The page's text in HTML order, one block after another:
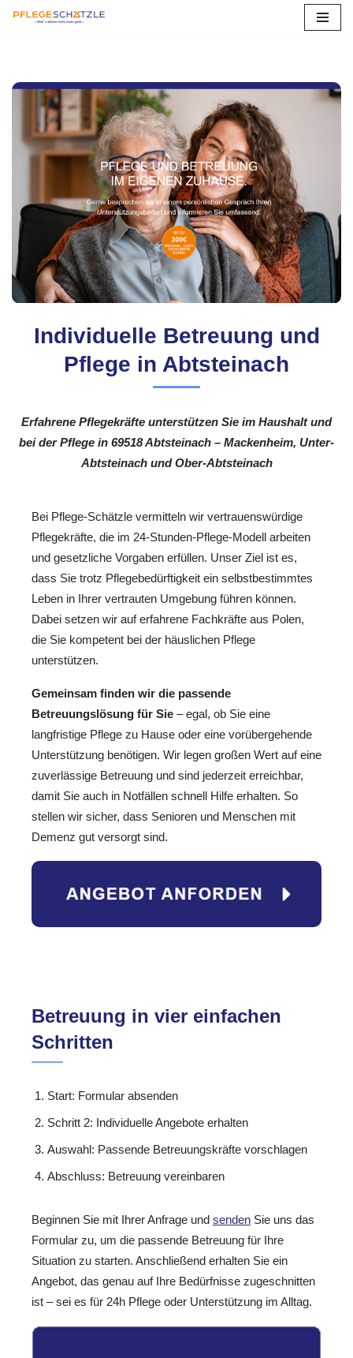
springen
Individuelle Betreuung und
Pflege in Abtsteinach
Erfahrene Pflegekräfte unterstützen Sie im Haushalt und
bei der Pflege in 69518 Abtsteinach – Mackenheim, Unter-
Abtsteinach und Ober-Abtsteinach
Bei Pflege-Schätzle vermitteln wir vertrauenswürdige
Pflegekräfte, die im 24-Stunden-Pflege-Modell arbeiten
und gesetzliche Vorgaben erfüllen. Unser Ziel ist es,
dass Sie trotz Pflegebedürftigkeit ein selbstbestimmtes
Leben in Ihrer vertrauten Umgebung führen können.
Dabei setzen wir auf erfahrene Fachkräfte aus Polen,
die Sie kompetent bei der häuslichen Pflege
unterstützen.
Gemeinsam finden wir die passende
Betreuungslösung für Sie – egal, ob Sie eine
langfristige Pflege zu Hause oder eine vorübergehende
Unterstützung benötigen. Wir legen großen Wert auf eine
zuverlässige Betreuung und sind jederzeit erreichbar,
damit Sie auch in Notfällen schnell Hilfe erhalten. So
stellen wir sicher, dass Senioren und Menschen mit
Demenz gut versorgt sind.
Betreuung in vier einfachen
Schritten
Start: Formular absenden
Schritt 2: Individuelle Angebote erhalten
Auswahl: Passende Betreuungskräfte vorschlagen
Abschluss: Betreuung vereinbaren
Beginnen Sie mit Ihrer Anfrage und senden Sie uns das
Formular zu, um die passende Betreuung für Ihre
Situation zu starten. Anschließend erhalten Sie ein
Angebot, das genau auf Ihre Bedürfnisse zugeschnitten
ist – sei es für 24h Pflege oder Unterstützung im Alltag.